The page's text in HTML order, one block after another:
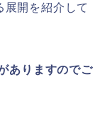
展開を紹介して
ありますのでご